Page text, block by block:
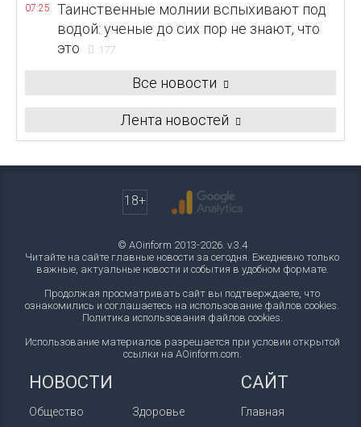
07:25
Таинственные молнии вспыхивают под
водой: ученые до сих пор не знают, что
это
177
Все новости
Лента новостей
18+
© AOinform 2013-2026. v.3.4
Читайте на сайте главные новости за сегодня. Ежедневно только
важные, актуальные новости и события в удобном формате.
Продолжая просматривать сайт вы подтверждаете, что
ознакомились и соглашаетесь на использование файлов cookies.
Политика использования файлов cookies.
Использование материалов разрешается при условии открытой
ссылки на AOinform.com.
НОВОСТИ
Общество
Здоровье
САЙТ
Главная